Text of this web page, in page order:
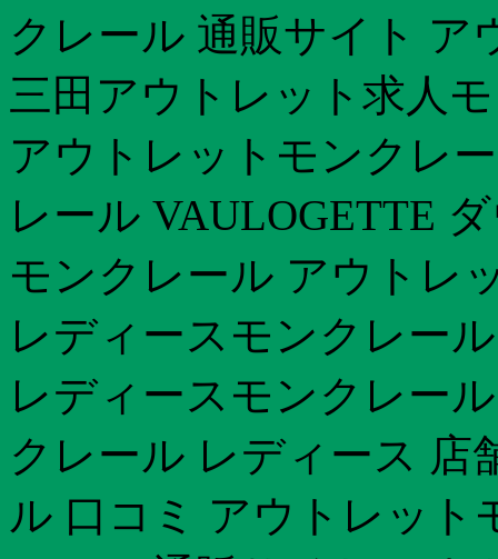
クレール 通販サイト ア
三田アウトレット求人
アウトレットモンクレ
レール VAULOGETTE
モンクレール アウトレ
レディースモンクレー
レディースモンクレー
クレール レディース 店
ル 口コミ アウトレット